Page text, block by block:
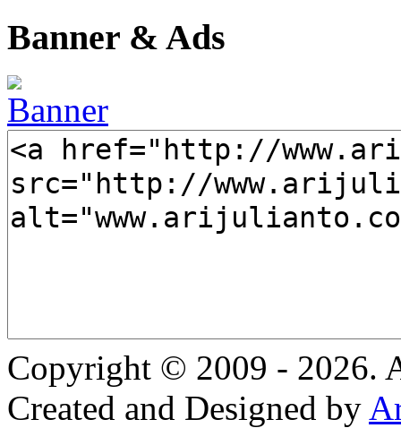
Banner & Ads
Copyright © 2009 - 2026.
Created and Designed by